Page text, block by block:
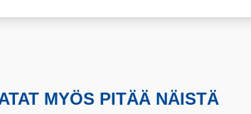
MYÖS PITÄÄ NÄISTÄ